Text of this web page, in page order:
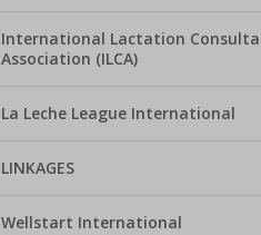
International Lactation
Association (ILCA)
La Leche League International
LINKAGES
Wellstart International